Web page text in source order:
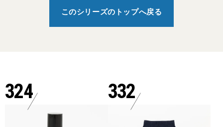
このシリーズのトップへ戻る
324 332